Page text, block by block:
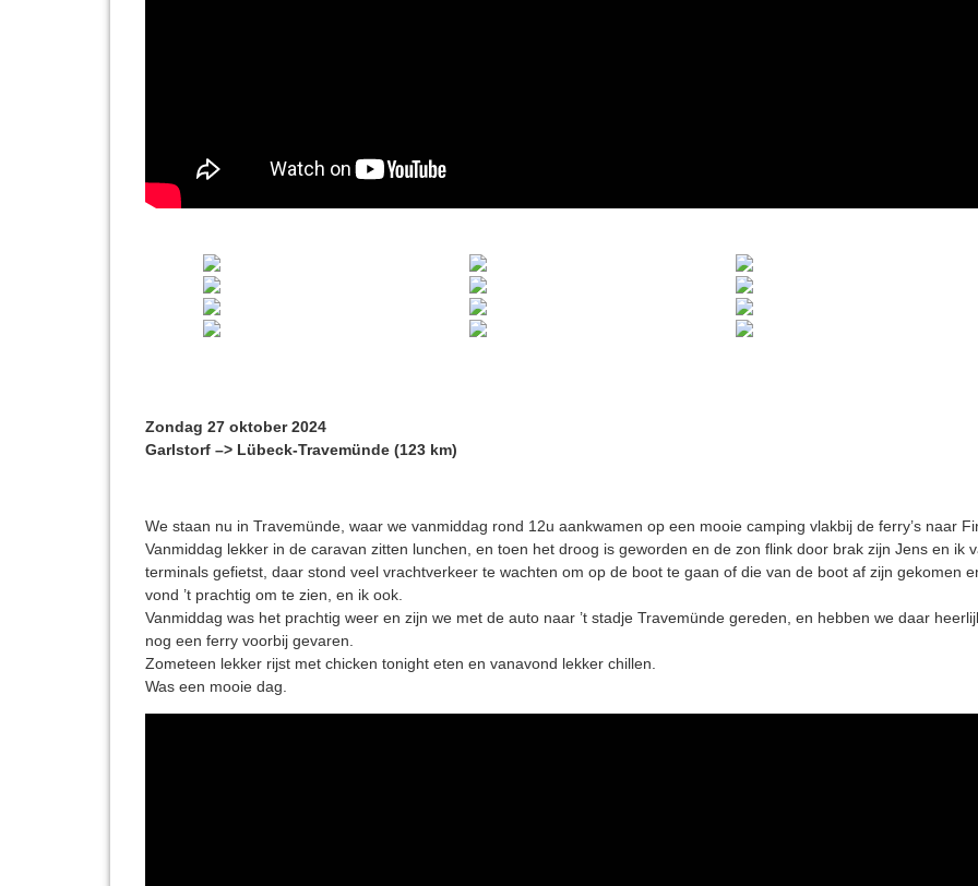
Zondag 27 oktober 2024
Garlstorf –> Lübeck-Travemünde (123 km)
We staan nu in Travemünde, waar we vanmiddag rond 12u aankwamen op een mooie camping vlakbij de ferry’s naar
Vanmiddag lekker in de caravan zitten lunchen, en toen het droog is geworden en de zon flink door brak zijn Jens en ik
terminals gefietst, daar stond veel vrachtverkeer te wachten om op de boot te gaan of die van de boot af zijn gekomen
vond ’t prachtig om te zien, en ik ook.
Vanmiddag was het prachtig weer en zijn we met de auto naar ’t stadje Travemünde gereden, en hebben we daar
nog een ferry voorbij gevaren.
Zometeen lekker rijst met chicken tonight eten en vanavond lekker chillen.
Was een mooie dag.